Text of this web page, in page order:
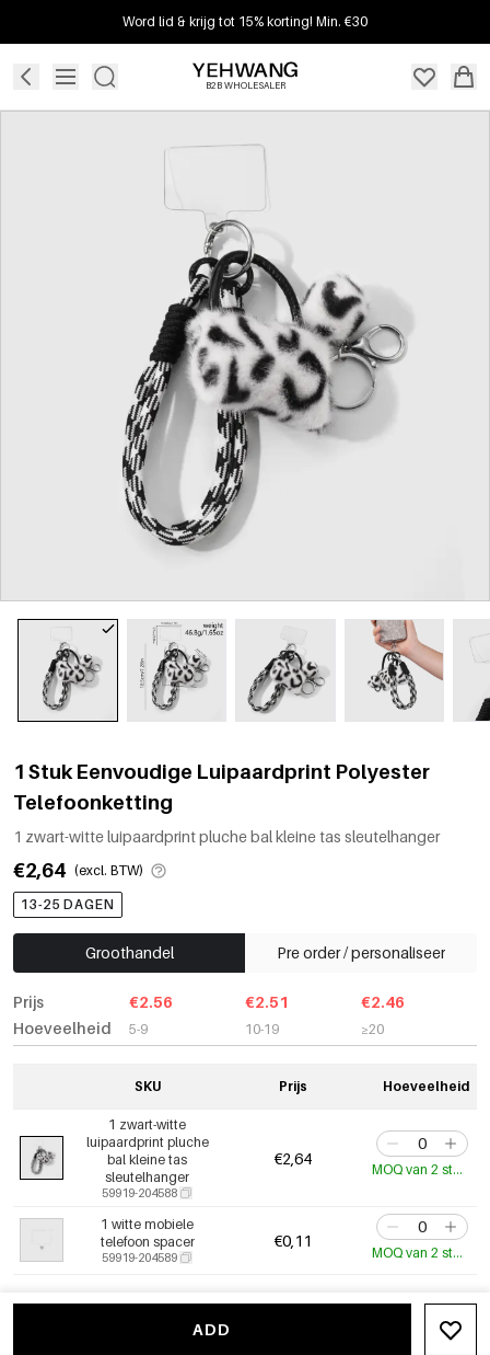
Word lid & krijg tot 15% korting! Min. €30
B2B WHOLESALER
1 Stuk Eenvoudige Luipaardprint Polyester
Telefoonketting
1 zwart-witte luipaardprint pluche bal kleine tas sleutelhanger
€2,64 (excl. BTW)
13-25 DAGEN
Groothandel Pre order / personaliseer
Prijs
Hoeveelheid
€2.56
5-9
€2.51
10-19
€2.46
≥20
SKU Prijs Hoeveelheid
1 zwart-witte
luipaardprint pluche
bal kleine tas
sleutelhanger
59919-204588
€2,64
MOQ van 2 stuks
1 witte mobiele
telefoon spacer
59919-204589
€0,11
MOQ van 2 stuks
ADD